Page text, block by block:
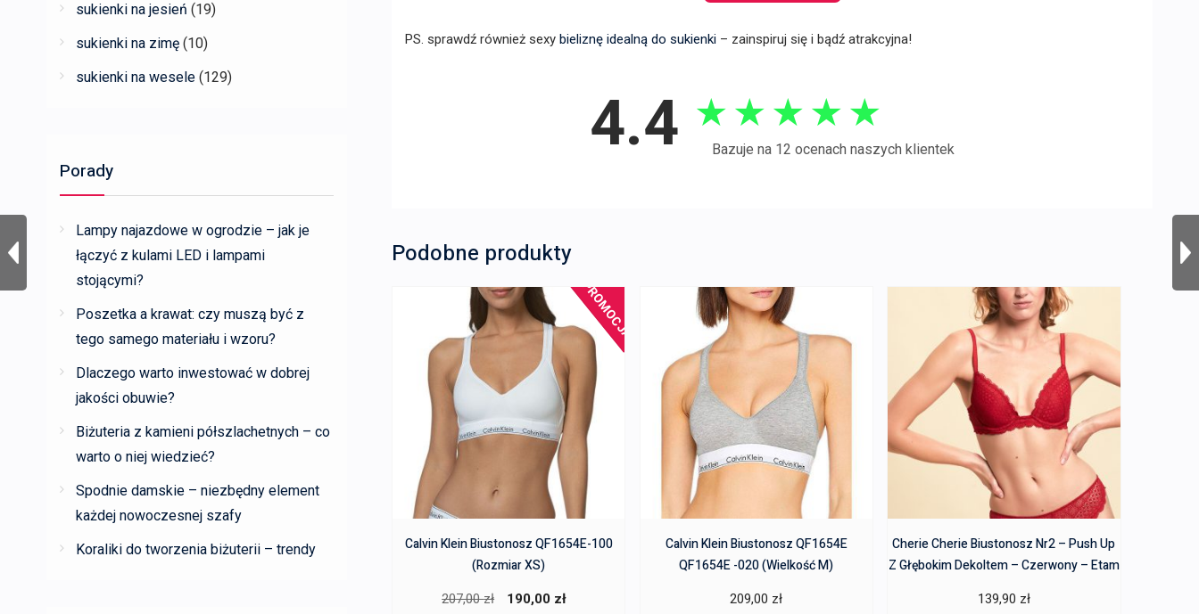
PS. sprawdź również sexy bieliznę idealną do sukienki – zainspiruj się i bądź atrakcyjna!
4.4 ★ ★ ★ ★ ★
Bazuje na 12 ocenach naszych klientek
Podobne produkty
PROMOCJA!
Calvin Klein Biustonosz QF1654E-100
(Rozmiar XS)
207,00zł
Pierwotna
190,00 zł
Calvin Klein Biustonosz QF1654E
QF1654E -020 (Wielkość M)
209,00 zł
Cherie Cherie Biustonosz Nr2 – Push Up
Z Głębokim Dekoltem – Czerwony – Etam
139,90 zł
sukienki na jesień (19)
sukienki na zimę (10)
sukienki na wesele (129)
Porady
Lampy najazdowe w ogrodzie – jak je
łączyć z kulami LED i lampami
stojącymi?
Poszetka a krawat: czy muszą być z
tego samego materiału i wzoru?
Dlaczego warto inwestować w dobrej
jakości obuwie?
Biżuteria z kamieni półszlachetnych – co
warto o niej wiedzieć?
Spodnie damskie – niezbędny element
każdej nowoczesnej szafy
Koraliki do tworzenia biżuterii – trendy